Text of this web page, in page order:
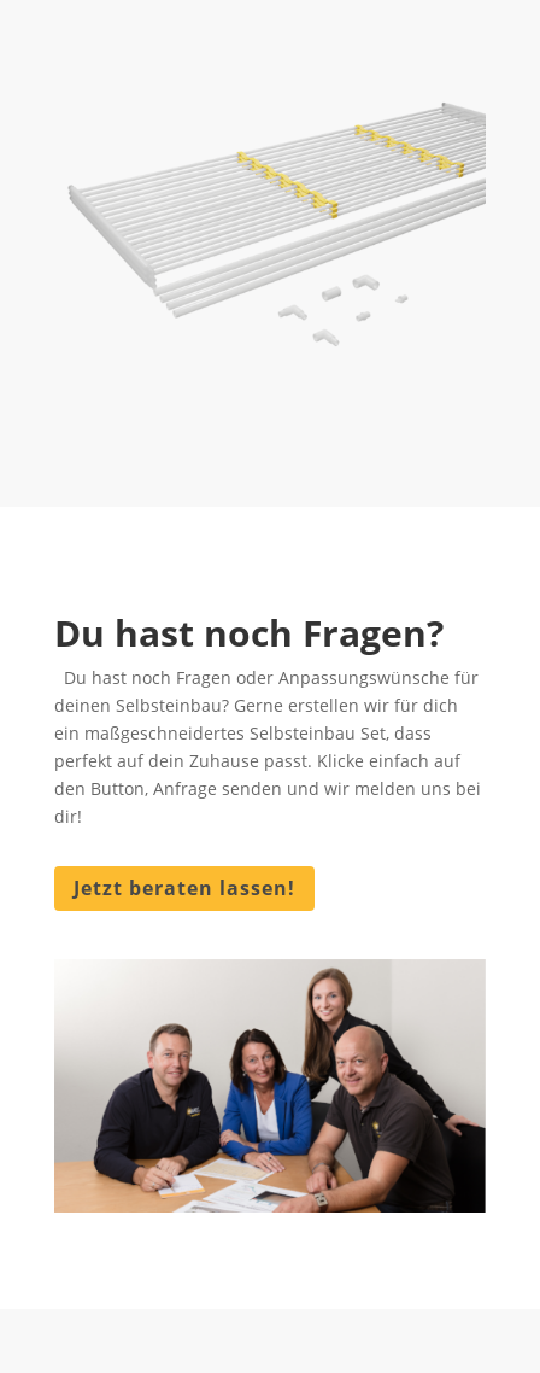
Du hast noch Fragen?
Du hast noch Fragen oder Anpassungswünsche für
deinen Selbsteinbau? Gerne erstellen wir für dich
ein maßgeschneidertes Selbsteinbau Set, dass
perfekt auf dein Zuhause passt. Klicke einfach auf
den Button, Anfrage senden und wir melden uns bei
dir!
Jetzt beraten lassen!